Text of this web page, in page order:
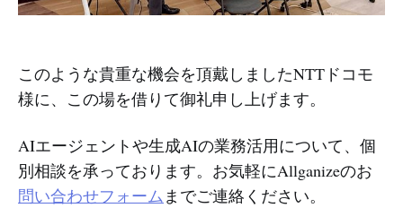
このような貴重な機会を頂戴しましたNTTドコモ
様に、この場を借りて御礼申し上げます。
AIエージェントや生成AIの業務活用について、個
別相談を承っております。お気軽にAllganizeのお
問い合わせフォームまでご連絡ください。